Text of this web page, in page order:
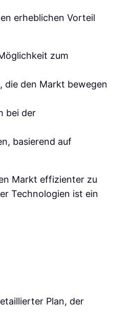
erheblichen Vorteil
zum
die den Markt bewegen
bei der
basierend auf
Markt effizienter zu
Technologien ist ein
Plan, der